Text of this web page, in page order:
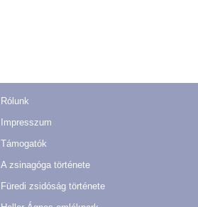
Rólunk
Impresszum
Támogatók
A zsinagóga története
Füredi zsidóság története